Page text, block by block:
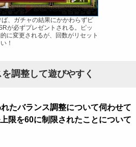
、ガチャの結果にかかわらずピ
が必ずプレゼントされる。ピッ
に変更されるが、回数がリセット
！
調整して遊びやすく
たバランス調整について伺わせて
限を60に制限されたことについて